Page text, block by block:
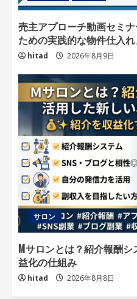
売主アプローチ動画セミ
ための実践的な物件仕入
hitad 2026年8月9日
サロン
Mサロンとは？紹介報酬
益化の仕組み
hitad 2026年8月8日